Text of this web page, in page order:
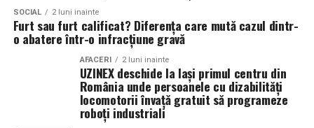
îndepărtarea frunzelor și a altor impurități;
perierea suprafeței pentru menținerea poziției
fibrelor;
redistribuirea materialului de umplutură, unde este
verificarea îmbinărilor;
SOCIAL 2 luni inainte
Furt sau furt calificat? Diferența care mută cazul dintr-
o abatere într-o infracțiune gravă
AFACERI 2 luni inainte
UZINEX deschide la Iași primul centru din
România unde persoanele cu dizabilități
locomotorii învață gratuit să programeze
roboți industriali